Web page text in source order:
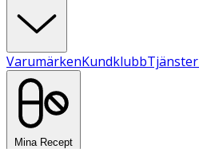
VarumärkenKundklubbTjänster
Mina Recept